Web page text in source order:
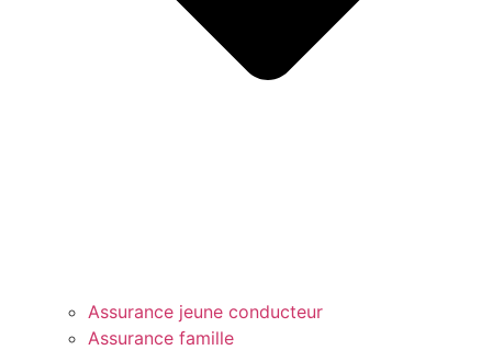
Assurance jeune conducteur
Assurance famille